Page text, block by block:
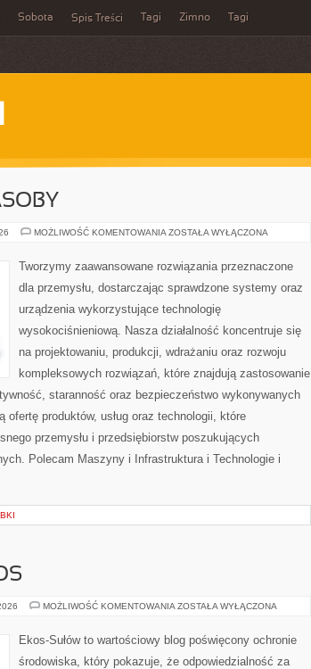
Sobota Spis Treści Tagi Zimno Tagi
MOŻLIWOŚĆ KOMENTOWANIA ENERGETYKA
ZOSTAŁA WYŁĄCZONA
Tworzymy zaawansowane rozwiązania przeznaczone
dla przemysłu, dostarczając sprawdzone systemy oraz
urządzenia wykorzystujące technologię
wysokociśnieniową. Nasza działalność koncentruje się
na projektowaniu, produkcji, wdrażaniu oraz rozwoju
kompleksowych rozwiązań, które znajdują zastosowanie
staranność oraz bezpieczeństwo wykonywanych
ofertę produktów, usług oraz technologii, które
przemysłu i przedsiębiorstw poszukujących
Polecam Maszyny i Infrastruktura i Technologie i
MOŻLIWOŚĆ KOMENTOWANIA CZYTELNICZY
ZOSTAŁA WYŁĄCZONA
Ekos-Sułów to wartościowy blog poświęcony ochronie
środowiska, który pokazuje, że odpowiedzialność za